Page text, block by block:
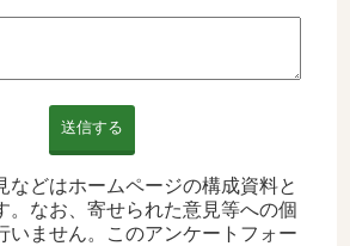
送信する
などはホームページの構成資料と
。なお、寄せられた意見等への個
いません。このアンケートフォー